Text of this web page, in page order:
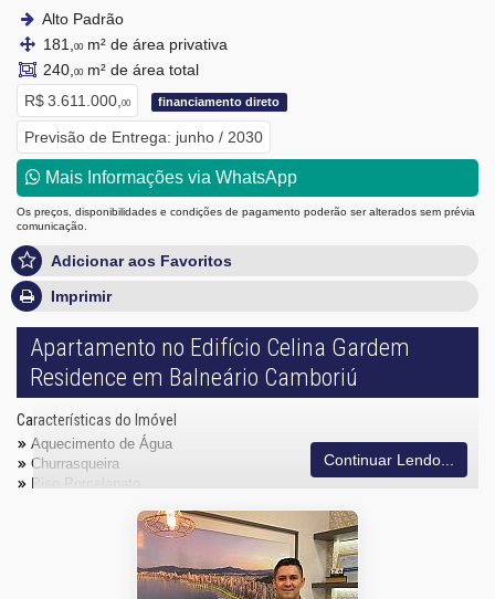
Alto Padrão
181,
00m² de área privativa
240, 00m² de área total
R$ 3.611.000, 00 financiamento direto
Previsão de Entrega: junho / 2030
Mais Informações via WhatsApp
Os preços, disponibilidades e condições de pagamento poderão ser alterados sem prévia
comunicação.
Adicionar aos Favoritos
Imprimir
Apartamento no Edifício Celina Gardem
Residence em Balneário Camboriú
Características do Imóvel
Aquecimento de Água
Churrasqueira
Piso Porcelanato
Acabamento em Gesso
Fechadura Eletrônica
Vista Panorâmica
Continuar Lendo...